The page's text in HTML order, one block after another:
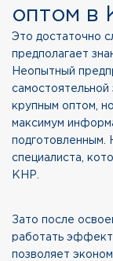
оптом в
Это достаточно
предполагает
Неопытный
самостоятельной
крупным оптом,
максимум
подготовленным.
специалиста,
КНР.
Зато после
работать
позволяет